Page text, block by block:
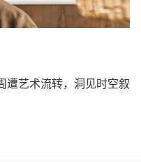
遭艺术流转，洞见时空叙